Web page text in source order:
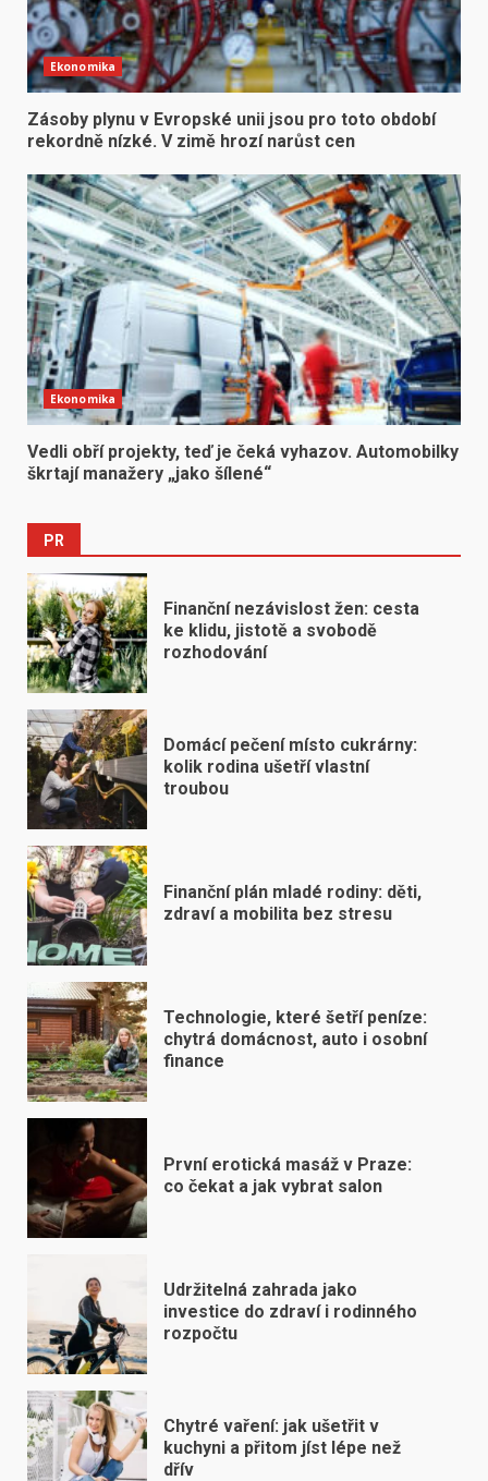
Ekonomika
Zásoby plynu v Evropské unii jsou pro toto období
rekordně nízké. V zimě hrozí narůst cen
Ekonomika
Vedli obří projekty, teď je čeká vyhazov. Automobilky
škrtají manažery „jako šílené“
PR
Finanční nezávislost žen: cesta
ke klidu, jistotě a svobodě
rozhodování
Domácí pečení místo cukrárny:
kolik rodina ušetří vlastní
troubou
Finanční plán mladé rodiny: děti,
zdraví a mobilita bez stresu
Technologie, které šetří peníze:
chytrá domácnost, auto i osobní
finance
První erotická masáž v Praze:
co čekat a jak vybrat salon
Udržitelná zahrada jako
investice do zdraví i rodinného
rozpočtu
Chytré vaření: jak ušetřit v
kuchyni a přitom jíst lépe než
dřív